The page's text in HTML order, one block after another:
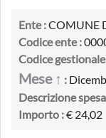
Ente :COMUNE
Codice ente :
Codice
Mese ↑ :
Descrizione
Importo :€ 24,02